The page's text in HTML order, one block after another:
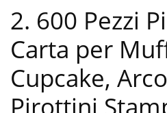
2. 600 Pezzi
Carta per
Cupcake,
Pirottini